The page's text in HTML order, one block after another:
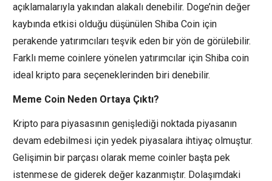
açıklamalarıyla yakından alakalı denebilir. Doge’nin değer
kaybında etkisi olduğu düşünülen Shiba Coin için
perakende yatırımcıları teşvik eden bir yön de görülebilir.
Farklı meme coinlere yönelen yatırımcılar için Shiba coin
ideal kripto para seçeneklerinden biri denebilir.
Meme Coin Neden Ortaya Çıktı?
Kripto para piyasasının genişlediği noktada piyasanın
devam edebilmesi için yedek piyasalara ihtiyaç olmuştur.
Gelişimin bir parçası olarak meme coinler başta pek
istenmese de giderek değer kazanmıştır. Dolaşımdaki